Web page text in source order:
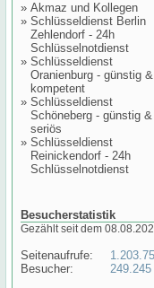
» Akmaz und Kollegen
» Schlüsseldienst Berlin
Zehlendorf - 24h
Schlüsselnotdienst
» Schlüsseldienst
Oranienburg - günstig &
kompetent
» Schlüsseldienst
Schöneberg - günstig &
seriös
» Schlüsseldienst
Reinickendorf - 24h
Schlüsselnotdienst
Besucherstatistik
Gezählt seit dem
Seitenaufrufe:
Besucher:
249.245